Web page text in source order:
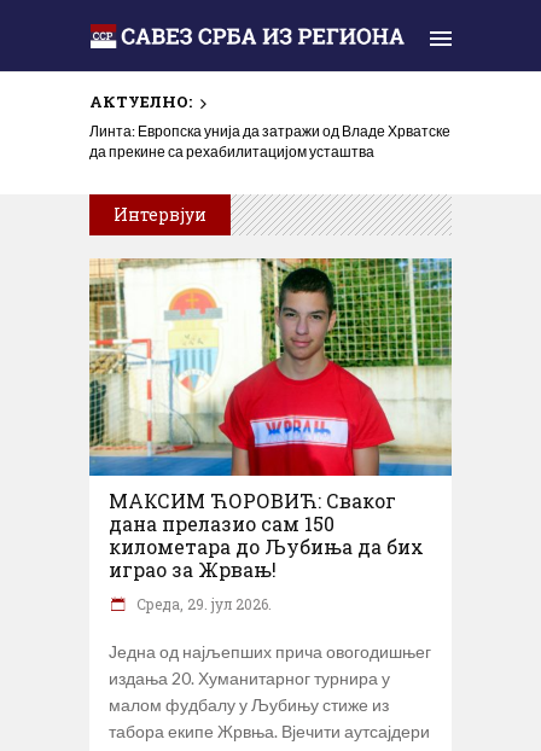
АКТУЕЛНО:
У Горњем Селишту код Глине обиљежена 31 година
од убиства Срба у „Олуји“
Интервјуи
МАКСИМ ЋОРОВИЋ: Сваког
дана прелазио сам 150
километара до Љубиња да бих
играо за Жрвањ!
Cреда, 29. јул 2026.
Једна од најљепших прича овогодишњег
издања 20. Хуманитарног турнира у
малом фудбалу у Љубињу стиже из
табора екипе Жрвња. Вјечити аутсајдери